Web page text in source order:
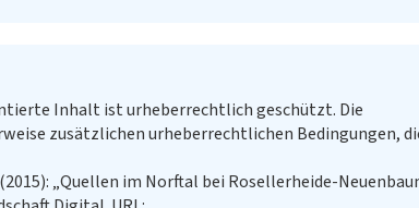
Inhalt ist urheberrechtlich geschützt. Die
zusätzlichen urheberrechtlichen Bedingungen,
„Quellen im Norftal bei Rosellerheide-